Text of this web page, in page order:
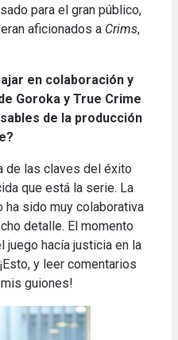
para el gran público,
aficionados a Crims,
en colaboración y
Goroka y True Crime
de la producción
de las claves del éxito
que está la serie. La
sido muy colaborativa
detalle. El momento
juego hacía justicia en la
¡Esto, y leer comentarios
guiones!